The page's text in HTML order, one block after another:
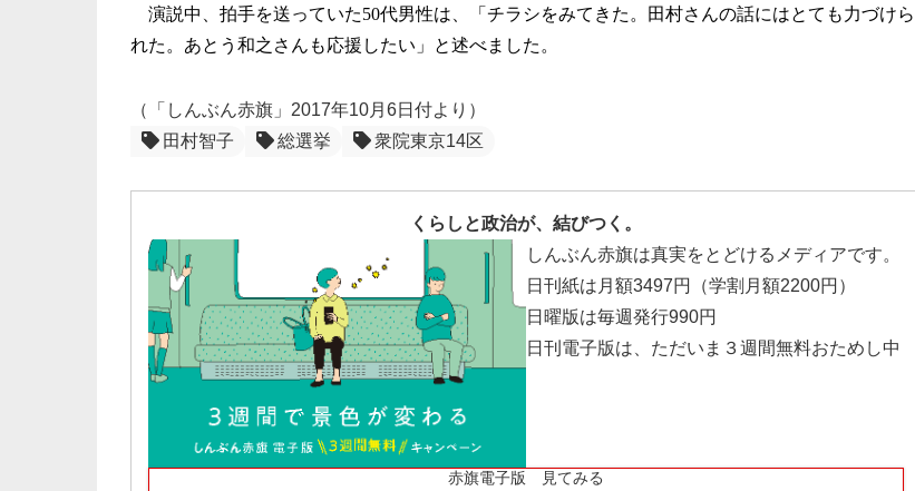
演説中、拍手を送っていた50代男性は、「チラシをみてきた。
田村さんの話にはとても力づけら
れた。 あとう和之さんも応援したい」と述べました。
（「しんぶん赤旗」2017年10月6日付より）
田村智子
総選挙 衆院東京14区
くらしと政治が、結びつく。
しんぶん赤旗は真実をとどけるメディアです。
日刊紙は月額3497円（学割月額2200円）
日曜版は毎週発行990円
日刊電子版は、ただいま３週間無料おためし中
赤旗電子版 見てみる